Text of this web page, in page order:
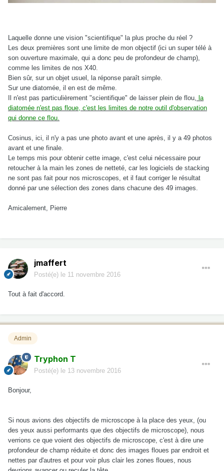
Laquelle donne une vision "scientifique" la plus proche du réel ?
Les deux premières sont une limite de mon objectif (ici un super télé à
son ouverture maximale, qui a donc peu de profondeur de champ),
comme les limites de nos X40.
Bien sûr, sur un objet usuel, la réponse paraît simple.
Sur une diatomée, il en est de même.
Il n'est pas particulièrement "scientifique" de laisser plein de flou, la
diatomée n'est pas floue, c'est les limites de notre outil d'observation
qui donne ce flou.
Cosinus, ici, il n'y a pas une photo avant et une après, il y a 49 photos
avant et une finale.
Le temps mis pour obtenir cette image, c'est celui nécessaire pour
retoucher à la main les zones de netteté, car les logiciels de stacking
ne sont pas fait pour nos microscopes, et il faut corriger le résultat
donné par une sélection des zones dans chacune des 49 images.
Amicalement, Pierre
jmaffert
Posté(e) le 11 novembre 2016
Tout à fait d'accord.
Admin
Tryphon T
Posté(e) le 13 novembre 2016
Bonjour,
Si nous avions des objectifs de microscope à la place des yeux, (ou
des yeux aussi performants que des objectifs de microscope), nous
verrions ce que voient des objectifs de microscope, c'est à dire une
profondeur de champ réduite et donc des images floues par endroit et
nettes par d'autres et pour voir plus clair les zones floues, nous